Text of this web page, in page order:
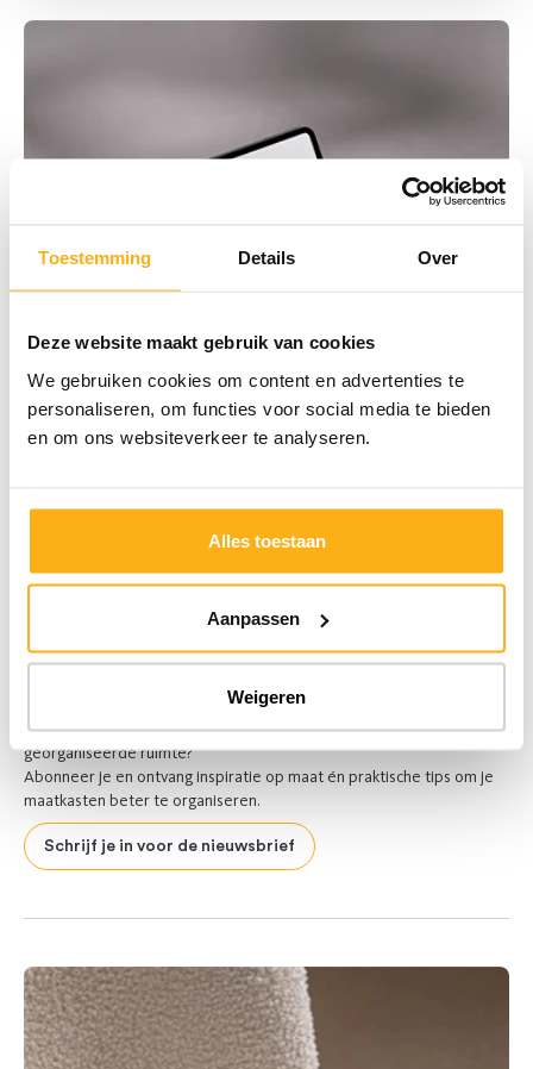
Toestemming Details Over
Deze website maakt gebruik van cookies
We gebruiken cookies om content en advertenties te
personaliseren, om functies voor social media te bieden
en om ons websiteverkeer te analyseren.
Alles toestaan
Aanpassen
Weigeren
Ontdek onze nieuwsbrief
Droom je van een interieur make-over of van een slimme,
georganiseerde ruimte?
Abonneer je en ontvang inspiratie op maat én praktische tips om je
maatkasten beter te organiseren.
Schrijf je in voor de nieuwsbrief